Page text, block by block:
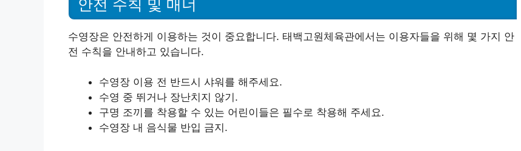
안전 수칙 및 매너
수영장은 안전하게 이용하는 것이 중요합니다. 태백고원체육관에서는 이용자들을 위해 몇 가지 안
전 수칙을 안내하고 있습니다.
수영장 이용 전 반드시 샤워를 해주세요.
수영 중 뛰거나 장난치지 않기.
구명 조끼를 착용할 수 있는 어린이들은 필수로 착용해 주세요.
수영장 내 음식물 반입 금지.